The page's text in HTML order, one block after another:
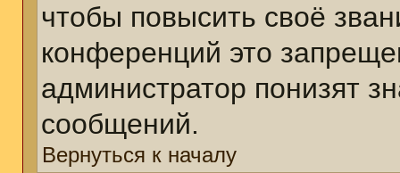
чтобы повысить своё
конференций это
администратор понизят
сообщений.
Вернуться к началу